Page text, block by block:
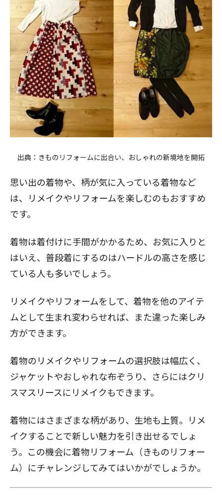
出典： きものリフォームに出合い、おしゃれの新境地を開拓
思い出の着物や、柄が気に入っている着物など
は、リメイクやリフォームを楽しむのもおすすめ
です。
着物は着付けに手間がかかるため、お気に入りと
はいえ、普段着にするのはハードルの高さを感じ
ている人も多いでしょう。
リメイクやリフォームをして、着物を他のアイテ
ムとして生まれ変わらせれば、また違った楽しみ
方ができます。
着物のリメイクやリフォームの選択肢は幅広く、
ジャケットやおしゃれな布ぞうり、さらにはクリ
スマスリースにリメイクもできます。
着物にはさまざまな柄があり、生地も上質。リメ
イクすることで新しい魅力を引き出せるでしょ
う。この機会に着物リフォーム（きものリフォー
ム） にチャレンジしてみてはいかがでしょうか。